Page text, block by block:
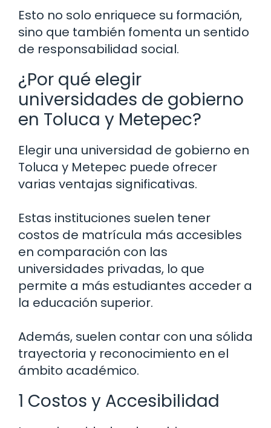
Esto no solo enriquece su formación,
sino que también fomenta un sentido
de responsabilidad social.
¿Por qué elegir
universidades de gobierno
en Toluca y Metepec?
Elegir una universidad de gobierno en
Toluca y Metepec puede ofrecer
varias ventajas significativas.
Estas instituciones suelen tener
costos de matrícula más accesibles
en comparación con las
universidades privadas, lo que
permite a más estudiantes acceder a
la educación superior.
Además, suelen contar con una sólida
trayectoria y reconocimiento en el
ámbito académico.
1 Costos y Accesibilidad